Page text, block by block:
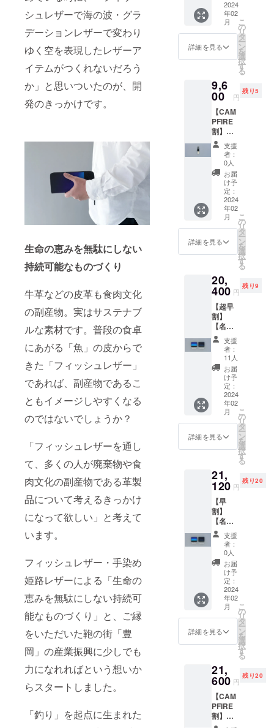
シュレザーで海の波・グラ
デーションレザーで変わり
ゆく空を表現したレザーア
イテムがつくれないだろう
か」と思いついたのが、開
発のきっかけです。
生命の恵みを無駄にしない
持続可能なものづくり
牛革などの皮革も食肉文化
の副産物。実はサステナブ
ルな素材です。普段の食卓
にあがる「魚」の皮からで
きた「フィッシュレザー」
であれば、副産物であるこ
ともイメージしやすくなる
のではないでしょうか？
「フィッシュレザーを通し
て、多くの人が廃棄物や食
肉文化の副産物である革製
品について考えるきっかけ
になって欲しい」と考えて
います。
フィッシュレザー・手染め
姫路レザーによる「生命の
恵みを無駄にしない持続可
能なものづくり」と、ご縁
をいただいた鞄の街「豊
岡」の産業振興に少しでも
力になれればという想いか
らスタートしました。
「釣り」を起点に生まれた
しんで
いただ
けるよ
うに、
写真面
ていま
せん。
部屋に
飾った
り、友
人に
送った
りし
て、美
しい風
景をお
楽しみ
くださ
のプロ
トのレ
ザーア
に召さ
ない場
合で
も、今
後の
「L'ora
blu」の
アイテ
ムに期
待いた
だける
場合に
は、ぜ
ひ「ポ
スト
（3枚
セッ
支援を
お願い
いたし
ます。
※画像
は、ポ
スト
カード
のサン
プルを
撮影し
たもの
をWeb
で表示
してい
め、お
届けす
の色調
とは異
なりま
す。竹
沢うる
ま氏監
修のも
ルテン
ツァ）
」は
「出
発」を
語。 小
ぶりの
シュー
ホーン
はキー
ホル
ダーと
しても
使用で
き、靴
を履い
て「出
発」す
る際に
欠かせ
なくな
りそ
「鯛」
の
フィッ
シュレ
ザーと
国産
キップ
レザー
のコン
ビで仕
上げま
した。
「ひと
ときも
同じ表
ない海
の波」
の模様
にも同
じ模様
はあり
ませ
ん。
「世界
に一つ
だけ」
の
シュー
ホーン
と共に
出かけ
ましょ
納期
2024年
2月予定
事項 ※
受注生
産の
為、ま
た
CAMPF
予定価
格：
12,000
円（税
込）
→25%
OFF：
▼内容
「Parte
nza
#01（M
adai）
シュー
ホー
ン」：1
細
「Parte
nza（パ
ルテン
ツァ）
」は
「出
発」を
語。 小
ぶりの
シュー
ホーン
はキー
ホル
ダーと
しても
使用で
き、靴
を履い
て「出
発」す
る際に
欠かせ
なくな
りそ
「鯛」
の
フィッ
シュレ
ザーと
国産
キップ
レザー
のコン
ビで仕
上げま
した。
「ひと
ときも
同じ表
ない海
の波」
の模様
にも同
じ模様
はあり
ませ
ん。
2024
年02
月
詳細を見る
こ
の
リ
タ
ー
ン
を
選
択
す
る
9,6
00 円
残り5
【CAM
PFIRE
割】
【シュ
ーホー
ン×1
個】
【5個限
定】 一
般販売
予定価
格：
12,000
円（税
込）
→20%
9,600円
▼内容
「Parte
nza
#01（M
adai）
シュー
ホー
ン」：1
個 ▼詳
「Parte
nza（パ
ルテン
ツァ）
」は
「出
リア
語。 小
ぶりの
シュー
ホーン
はキー
ホル
ダーと
しても
使用で
き、靴
を履い
て「出
発」す
る際に
欠かせ
なくな
い
「鯛」
の
フィッ
シュレ
ザーと
支援
者：
0人
お届
け予
定：
2024
年02
月
詳細を見る
こ
の
リ
タ
ー
ン
を
選
択
す
る
20,
400 円
残り9
【超早
割】
【名刺
入れ
［カ
ラー］
Lora
blu もし
くはIl
notturn
o×1個】
【20個
限定】
一般販
売予定
価格：
円（税
込）
→15%
OFF：
20,400
円 ▼内
容
「Orizz
onte
#02（B
uri）名
刺入れ
｜カ
ラー：
L'ora
blu（ブ
ルーア
デー
ショ
ン）」
もしく
は
「Orizz
支援
者：
11人
お届
け予
定：
2024
年02
月
詳細を見る
こ
の
リ
タ
ー
ン
を
選
択
す
る
21,
120 円
残り20
【早
割】
【名刺
入れ
［カ
ラー］
Lora
blu もし
くはIl
notturn
o×1個】
【20個
限定】
一般販
売予定
価格：
円（税
込）
→12%
OFF：
21,120
円 ▼内
支援
者：
0人
お届
け予
定：
2024
年02
月
詳細を見る
こ
の
リ
タ
ー
ン
を
選
択
す
る
21,
600 円
残り20
【CAM
PFIRE
割】
【名刺